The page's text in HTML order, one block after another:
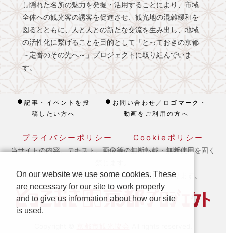
し隠れた名所の魅力を発掘・活用することにより、市域
全体への観光客の誘客を促進させ、観光地の混雑緩和を
図るとともに、人と人との新たな交流を生み出し、地域
の活性化に繋げることを目的として「とっておきの京都
～定番のその先へ～」プロジェクトに取り組んでいま
す。
記事・イベントを投
稿したい方へ
お問い合わせ／ロゴマーク・
動画をご利用の方へ
プライバシーポリシー Cookieポリシー
当サイトの内容、テキスト、画像等の無断転載・無断使用を固く
※ 本ホームページの運営は宿泊税を活用しております。
On our website we use some cookies. These
are necessary for our site to work properly
and to give us information about how our site
is used.